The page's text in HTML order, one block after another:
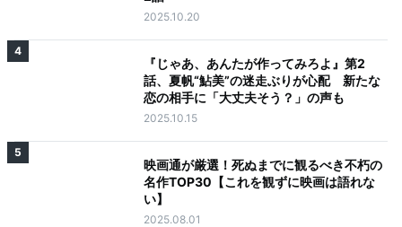
2025.10.20
4
『じゃあ、あんたが作ってみろよ』第2
話、夏帆“鮎美”の迷走ぶりが心配 新たな
恋の相手に「大丈夫そう？」の声も
2025.10.15
5
映画通が厳選！死ぬまでに観るべき不朽の
名作TOP30【これを観ずに映画は語れな
い】
2025.08.01